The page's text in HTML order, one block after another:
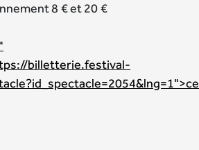
8 € et 20 €
billetterie.festival-